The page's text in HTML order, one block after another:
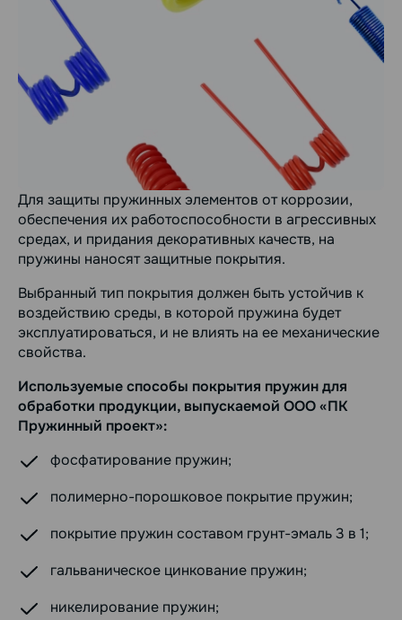
Для защиты пружинных элементов от коррозии,
обеспечения их работоспособности в агрессивных
средах, и придания декоративных качеств, на
пружины наносят защитные покрытия.
Выбранный тип покрытия должен быть устойчив к
воздействию среды, в которой пружина будет
эксплуатироваться, и не влиять на ее механические
свойства.
Используемые способы покрытия пружин для
обработки продукции, выпускаемой ООО «ПК
Пружинный проект»:
фосфатирование пружин;
полимерно-порошковое покрытие пружин;
покрытие пружин составом грунт-эмаль 3 в 1;
гальваническое цинкование пружин;
никелирование пружин;